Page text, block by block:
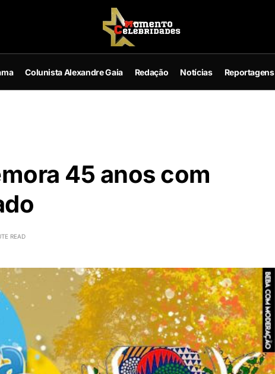
Colunista Alexandre Gaia Redação Notícias Reportagens
45 anos com
READ